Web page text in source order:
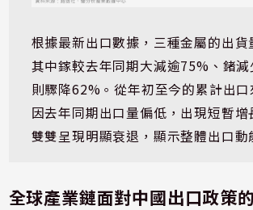
根據最新出口數據，三種金屬的出貨
其中鎵較去年同期大減逾75%、鍺
則驟降62%。從年初至今的累計出
因去年同期出口量偏低，出現短暫增
雙雙呈現明顯衰退，顯示整體出口動
全球產業鏈面對中國出口政策